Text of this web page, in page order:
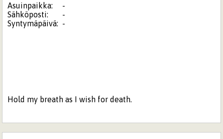
Asuinpaikka:
-
Sähköposti:
-
Syntymäpäivä: -
Hold my breath as I wish for death.